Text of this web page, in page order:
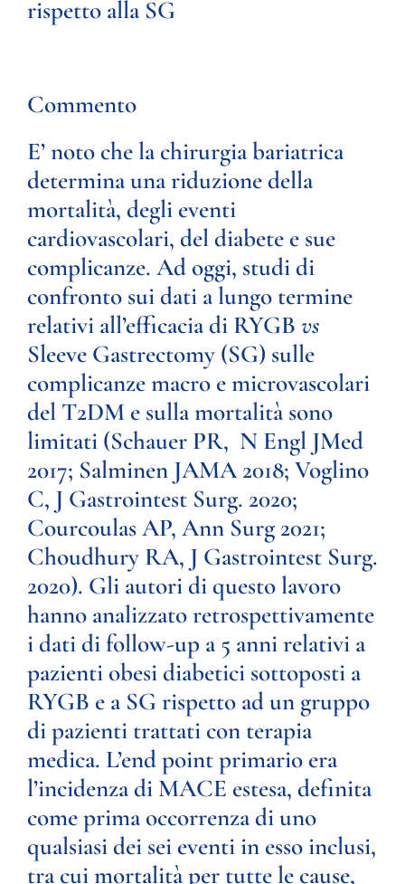
rispetto alla SG
Commento
E’ noto che la chirurgia bariatrica
determina una riduzione della
mortalità, degli eventi
cardiovascolari, del diabete e sue
complicanze. Ad oggi, studi di
confronto sui dati a lungo termine
relativi all’efficacia di RYGB vs
Sleeve Gastrectomy (SG) sulle
complicanze macro e microvascolari
del T2DM e sulla mortalità sono
limitati (Schauer PR, N Engl JMed
2017; Salminen JAMA 2018; Voglino
C, J Gastrointest Surg. 2020;
Courcoulas AP, Ann Surg 2021;
Choudhury RA, J Gastrointest Surg.
2020). Gli autori di questo lavoro
hanno analizzato retrospettivamente
i dati di follow-up a 5 anni relativi a
pazienti obesi diabetici sottoposti a
RYGB e a SG rispetto ad un gruppo
di pazienti trattati con terapia
medica. L’end point primario era
l’incidenza di MACE estesa, definita
come prima occorrenza di uno
qualsiasi dei sei eventi in esso inclusi,
tra cui mortalità per tutte le cause,